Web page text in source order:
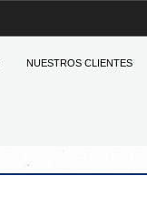
NUESTROS CLIENTES